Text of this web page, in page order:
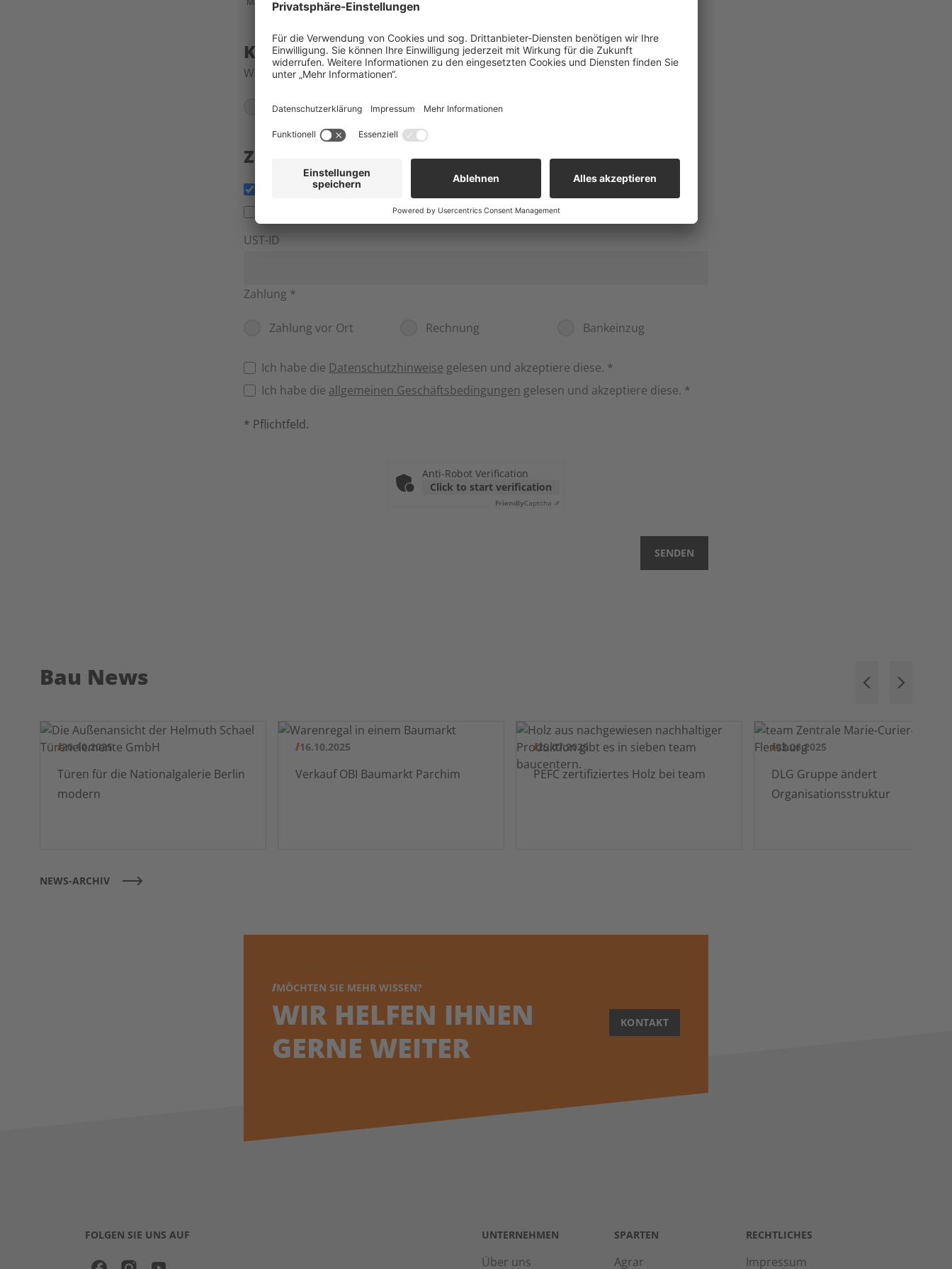
Kontakt
Waren Sie schon einmal mit uns in Kontakt?
ja
Zahlungsdaten
Rechnungsversand per Email
Rechnung pro Lieferadresse
UST-ID
Zahlung *
Zahlung vor Ort Rechnung Bankeinzug
Ich habe die Datenschutzhinweise gelesen und akzeptiere diese. *
Ich habe die allgemeinen Geschäftsbedingungen gelesen und akzeptiere diese. *
* Pflichtfeld.
Anti-Robot Verification
Click to start verification
FriendlyCaptcha ⇗
SENDEN
Bau News
20.10.2025
Türen für die Nationalgalerie Berlin
modern
16.10.2025
Verkauf OBI Baumarkt Parchim
25.07.2025
PEFC zertifiziertes Holz bei team
03.06.2025
DLG Gruppe ändert
Organisationsstruktur
NEWS-ARCHIV
MÖCHTEN SIE MEHR WISSEN?
WIR HELFEN IHNEN
GERNE WEITER
KONTAKT
FOLGEN SIE UNS AUF UNTERNEHMEN
Über uns
SPARTEN
Agrar
RECHTLICHES
Impressum